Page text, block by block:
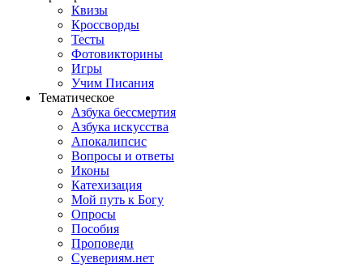
Квизы
Кроссворды
Тесты
Фотовикторины
Игры
Учим Писания
Тематическое
Азбука бессмертия
Азбука искусства
Апокалипсис
Вопросы и ответы
Иконы
Катехизация
Мой путь к Богу
Опросы
Пособия
Проповеди
Суевериям.нет